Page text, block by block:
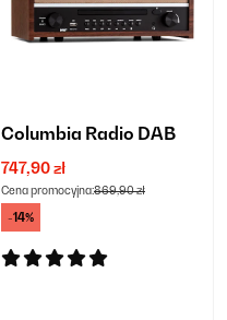
Columbia Radio DAB
747,90 zł
Cena promocyjna:869,90 zł
-14%